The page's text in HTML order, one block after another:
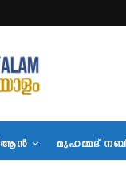
മുഹമ്മദ്